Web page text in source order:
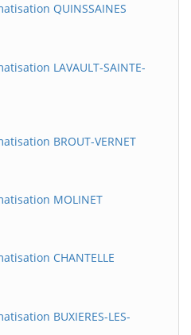
QUINSSAINES
LAVAULT-SAINTE-
BROUT-VERNET
MOLINET
CHANTELLE
BUXIERES-LES-